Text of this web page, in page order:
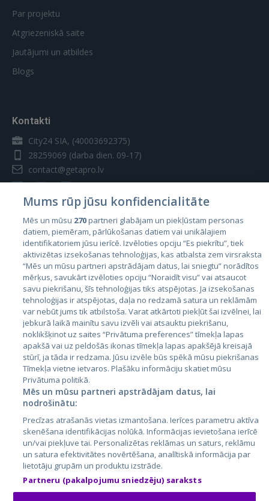
Par projektu
Atgriezeniskā saite
Jautājumi un atbildes
Blogs
Kontakti
City24 SIA, (40003692375)
28259069 (darba dien. 09-17)
contact@getapro.lv
Valstis
Igaunija
Latvija
Lietuva
City24.lv
City24.ee
GetaPro.lv
GetaPro.ee
Skelbiu.lt
Autoplius.lt
Aruodas.lt
Kainos.lt
Paslaugos.lt
auto24.ee
KV.ee
Osta.ee
KuldneBörs.ee
Mums rūp jūsu konfidencialitāte
Mēs un mūsu 270partneri glabājam un piekļūstam personas
datiem, piemēram, pārlūkošanas datiem vai unikālajiem
identifikatoriem jūsu ierīcē. Izvēloties opciju “Es piekrītu”, tiek
aktivizētas izsekošanas tehnoloģijas, kas atbalsta zem virsraksta
“Mēs un mūsu partneri apstrādājam datus, lai sniegtu” norādītos
mērķus, savukārt izvēloties opciju “Noraidīt visu” vai atsaucot
savu piekrišanu, šīs tehnoloģijas tiks atspējotas. Ja izsekošanas
tehnoloģijas ir atspējotas, daļa no redzamā satura un reklāmām
var nebūt jums tik atbilstoša. Varat atkārtoti piekļūt šai izvēlnei, lai
jebkurā laikā mainītu savu izvēli vai atsauktu piekrišanu,
noklikšķinot uz saites “Privātuma preferences” tīmekļa lapas
apakšā vai uz peldošās ikonas tīmekļa lapas apakšējā kreisajā
stūrī, ja tāda ir redzama. Jūsu izvēle būs spēkā mūsu piekrišanas
Tīmekļa vietne ietvaros. Plašāku informāciju skatiet mūsu
Privātuma politikā.
Mēs un mūsu partneri apstrādājam datus, lai
nodrošinātu:
Precīzas atrašanās vietas izmantošana. Ierīces parametru aktīva
skenēšana identifikācijas nolūkā. Informācijas ievietošana ierīcē
un/vai piekļuve tai. Personalizētas reklāmas un saturs, reklāmu
un satura efektivitātes novērtēšana, analītiskā informācija par
lietotāju grupām un produktu izstrāde.
Partneru (pakalpojumu sniedzēju) saraksts